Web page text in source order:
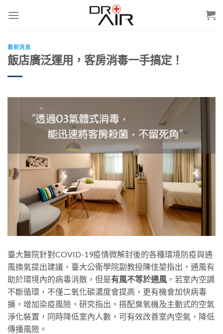
最新消息
飯店廣泛運用，客房消毒一手搞定！
臺大醫院針對COVID-19疫情微解封後的各種環境防疫與通
風換氣提出建議，臺大公衛學院副教授陳佳堃指出，通風有
助於環境內的病毒消散，但是有風不等於通風 ，若室內空調
不斷循環，不僅二氧化碳濃度會提高，更有機會加快病毒
擴，增加染疫風險，研究指出，搭配臭氧機及主動式的空氣
淨化裝置，同時降低室內人數，可有效改善室內空氣，降低
傳播風險。